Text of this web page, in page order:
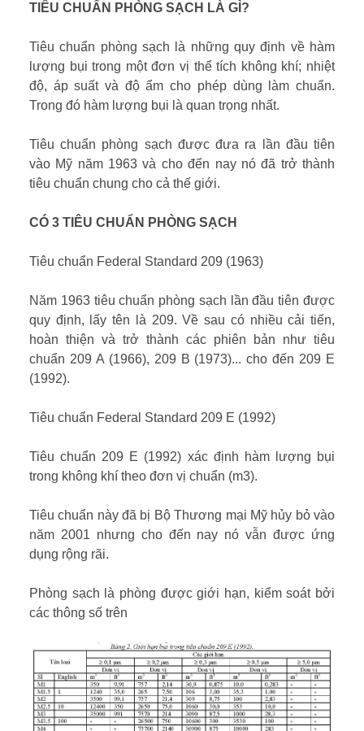
TIÊU CHUẨN PHÒNG SẠCH LÀ GÌ?
Tiêu chuẩn phòng sạch là những quy định về hàm
lượng bụi trong một đơn vị thể tích không khí; nhiệt
độ, áp suất và độ ẩm cho phép dùng làm chuẩn.
Trong đó hàm lượng bụi là quan trọng nhất.
Tiêu chuẩn phòng sạch được đưa ra lần đầu tiên
vào Mỹ năm 1963 và cho đến nay nó đã trở thành
tiêu chuẩn chung cho cả thế giới.
CÓ 3 TIÊU CHUẨN PHÒNG SẠCH
Tiêu chuẩn Federal Standard 209 (1963)
Năm 1963 tiêu chuẩn phòng sạch lần đầu tiên được
quy định, lấy tên là 209. Về sau có nhiều cải tiến,
hoàn thiện và trở thành các phiên bản như tiêu
chuẩn 209 A (1966), 209 B (1973)... cho đến 209 E
(1992).
Tiêu chuẩn Federal Standard 209 E (1992)
Tiêu chuẩn 209 E (1992) xác định hàm lượng bụi
trong không khí theo đơn vị chuẩn (m3).
Tiêu chuẩn này đã bị Bộ Thương mại Mỹ hủy bỏ vào
năm 2001 nhưng cho đến nay nó vẫn được ứng
dụng rộng rãi.
Phòng sạch là phòng được giới hạn, kiểm soát bởi
các thông số trên